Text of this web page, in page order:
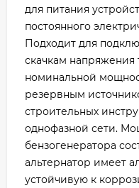
для питания
постоянного
Подходит для
скачкам напряжения
номинальной
резервным
строительных
однофазной сети.
бензогенератора
альтернатор имеет
устойчивую к